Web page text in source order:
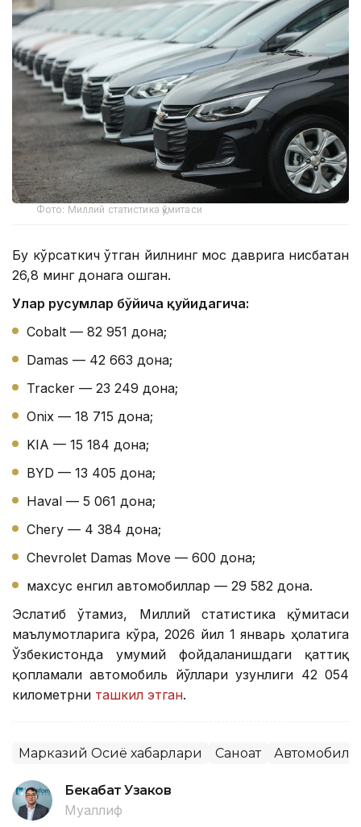
Фото: Миллий статистика қўмитаси
Бу кўрсаткич ўтган йилнинг мос даврига нисбатан
26,8 минг донага ошган.
Улар русумлар бўйича қуйидагича:
Cobalt — 82 951 дона;
Damas — 42 663 дона;
Tracker — 23 249 дона;
Onix — 18 715 дона;
KIA — 15 184 дона;
BYD — 13 405 дона;
Haval — 5 061 дона;
Chery — 4 384 дона;
Chevrolet Damas Move — 600 дона;
махсус енгил автомобиллар — 29 582 дона.
Эслатиб ўтамиз, Миллий статистика қўмитаси
маълумотларига кўра, 2026 йил 1 январь ҳолатига
Ўзбекистонда умумий фойдаланишдаги қаттиқ
қопламали автомобиль йўллари узунлиги 42 054
километрни ташкил этган.
Марказий Осиё хабарлари Саноат
Бекабат Узаков
Муаллиф